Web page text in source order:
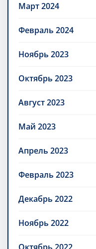
Март 2024
Февраль 2024
Ноябрь 2023
Октябрь 2023
Август 2023
Май 2023
Апрель 2023
Февраль 2023
Декабрь 2022
Ноябрь 2022